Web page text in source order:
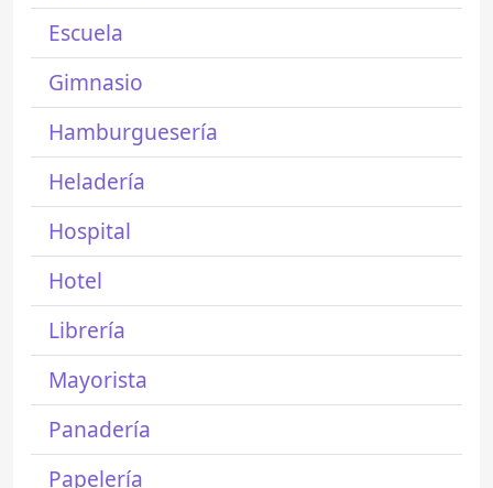
Escuela
Gimnasio
Hamburguesería
Heladería
Hospital
Hotel
Librería
Mayorista
Panadería
Papelería